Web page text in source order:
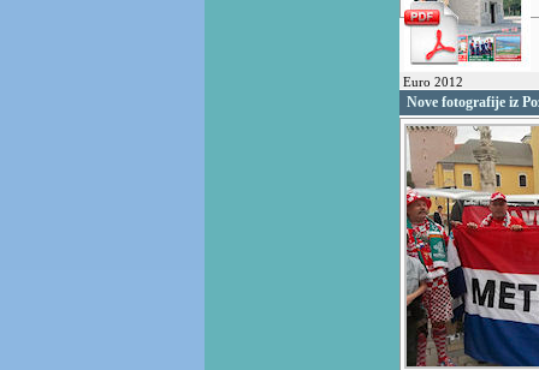
Euro 2012
Nove fotografije iz